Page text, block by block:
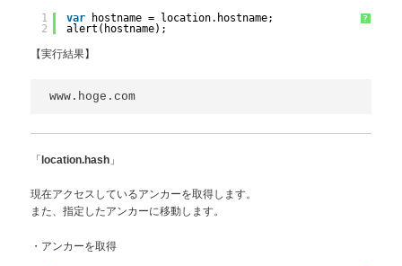
?
1
2
var
hostname = location.hostname;
alert(hostname);
【実行結果】
www.hoge.com
「 location.hash 」
現在アクセスしているアンカーを取得します。
また、指定したアンカーに移動します。
・アンカーを取得